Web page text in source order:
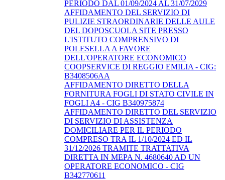
PERIODO DAL 01/09/2024 AL 31/07/2029
AFFIDAMENTO DEL SERVIZIO DI
PULIZIE STRAORDINARIE DELLE AULE
DEL DOPOSCUOLA SITE PRESSO
L'ISTITUTO COMPRENSIVO DI
POLESELLA A FAVORE
DELL'OPERATORE ECONOMICO
COOPSERVICE DI REGGIO EMILIA - CIG:
B3408506AA
AFFIDAMENTO DIRETTO DELLA
FORNITURA FOGLI DI STATO CIVILE IN
FOGLI A4 - CIG B340975874
AFFIDAMENTO DIRETTO DEL SERVIZIO
DI SERVIZIO DI ASSISTENZA
DOMICILIARE PER IL PERIODO
COMPRESO TRA IL 1/10/2024 ED IL
31/12/2026 TRAMITE TRATTATIVA
DIRETTA IN MEPA N. 4680640 AD UN
OPERATORE ECONOMICO - CIG
B342770611